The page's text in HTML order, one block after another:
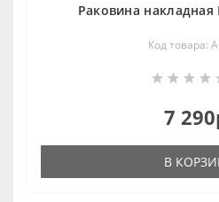
Раковина накладная
Код товара:
7
В